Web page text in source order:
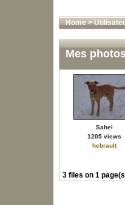
Home>
Mes
Sahel
1205 views
hebrault
3 files on 1